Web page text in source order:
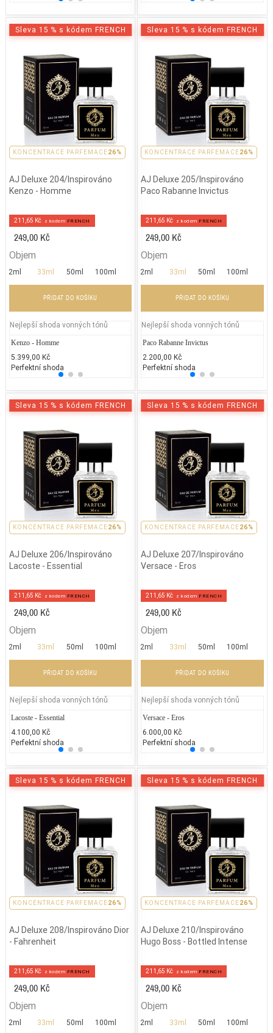
PARFEMACE 26%
KONCENTRACE PARFEMACE26%
Sleva 15 % s kódem FRENCH
AJ Deluxe 204/Inspirováno
Kenzo - Homme
211,65 Kč z kodem FRENCH
249,00 Kč
Objem
2ml 33ml 50ml 100ml
PŘIDAT DO KOŠÍKU
Nejlepší shoda vonných tónů
Kenzo - Homme
5.399,00 Kč
Perfektní shoda
Gabriela Sabatini - Gabriela Sabatini
1.700,00 Kč
50% běžných vonných tónů
PARFEMACE 26%
KONCENTRACE PARFEMACE26%
Sleva 15 % s kódem FRENCH
AJ Deluxe 205/Inspirováno
Paco Rabanne Invictus
211,65 Kč z kodem FRENCH
249,00 Kč
Objem
2ml 33ml 50ml 100ml
PŘIDAT DO KOŠÍKU
Nejlepší shoda vonných tónů
Paco Rabanne Invictus
2.200,00 Kč
Perfektní shoda
PARFEMACE 26%
KONCENTRACE PARFEMACE26%
Sleva 15 % s kódem FRENCH
AJ Deluxe 206/Inspirováno
Lacoste - Essential
211,65 Kč z kodem FRENCH
249,00 Kč
Objem
2ml 33ml 50ml 100ml
PŘIDAT DO KOŠÍKU
Nejlepší shoda vonných tónů
Lacoste - Essential
4.100,00 Kč
Perfektní shoda
DKNY - Women
2.300,00 Kč
50% běžných vonných tónů
PARFEMACE 26%
KONCENTRACE PARFEMACE26%
Sleva 15 % s kódem FRENCH
AJ Deluxe 207/Inspirováno
Versace - Eros
211,65 Kč z kodem FRENCH
249,00 Kč
Objem
2ml 33ml 50ml 100ml
PŘIDAT DO KOŠÍKU
Nejlepší shoda vonných tónů
Versace - Eros
6.000,00 Kč
Perfektní shoda
PARFEMACE 26%
KONCENTRACE PARFEMACE26%
Sleva 15 % s kódem FRENCH
AJ Deluxe 208/Inspirováno Dior
- Fahrenheit
211,65 Kč z kodem FRENCH
249,00 Kč
Objem
2ml 33ml 50ml 100ml
PARFEMACE 26%
KONCENTRACE PARFEMACE26%
Sleva 15 % s kódem FRENCH
AJ Deluxe 210/Inspirováno
Hugo Boss - Bottled Intense
211,65 Kč z kodem FRENCH
249,00 Kč
Objem
2ml 33ml 50ml 100ml